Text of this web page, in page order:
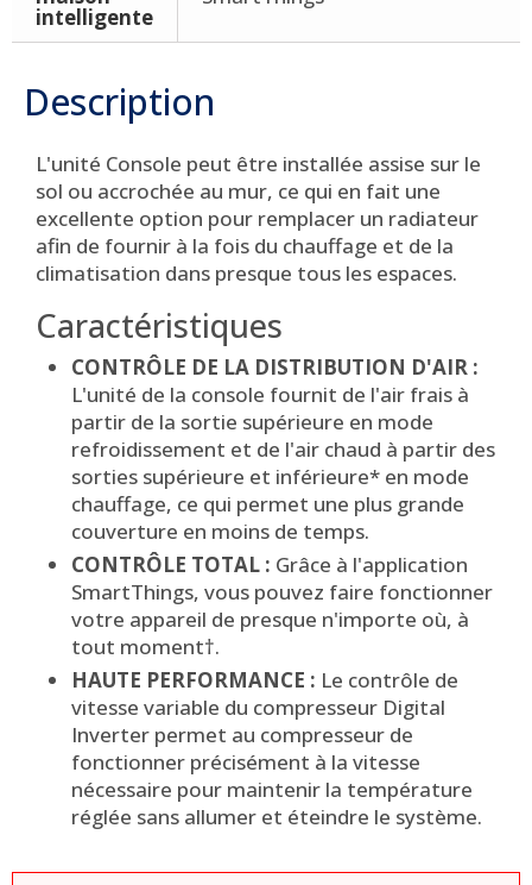
intelligente
Description
L'unité Console peut être installée assise sur le
sol ou accrochée au mur, ce qui en fait une
excellente option pour remplacer un radiateur
afin de fournir à la fois du chauffage et de la
climatisation dans presque tous les espaces.
Caractéristiques
CONTRÔLE DE LA DISTRIBUTION D'AIR :
L'unité de la console fournit de l'air frais à
partir de la sortie supérieure en mode
refroidissement et de l'air chaud à partir des
sorties supérieure et inférieure* en mode
chauffage, ce qui permet une plus grande
couverture en moins de temps.
CONTRÔLE TOTAL : Grâce à l'application
SmartThings, vous pouvez faire fonctionner
votre appareil de presque n'importe où, à
tout moment†.
HAUTE PERFORMANCE : Le contrôle de
vitesse variable du compresseur Digital
Inverter permet au compresseur de
fonctionner précisément à la vitesse
nécessaire pour maintenir la température
réglée sans allumer et éteindre le système.